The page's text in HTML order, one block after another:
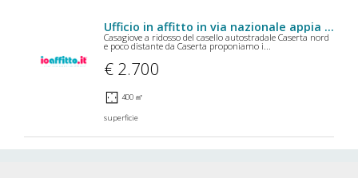
Ufficio in affitto in via nazionale appia a Casagiove
Casagiove a ridosso del casello autostradale Caserta nord
e poco distante da Caserta proponiamo i...
€ 2.700
400 ㎡
superficie